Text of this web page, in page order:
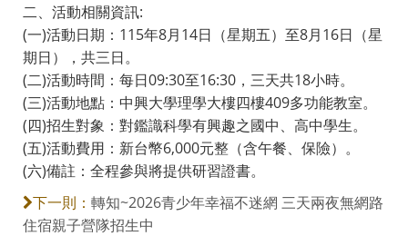
二、活動相關資訊:
(一)活動日期：115年8月14日（星期五）至8月16日（星
期日），共三日。
(二)活動時間：每日09:30至16:30，三天共18小時。
(三)活動地點：中興大學理學大樓四樓409多功能教室。
(四)招生對象：對鑑識科學有興趣之國中、高中學生。
(五)活動費用：新台幣6,000元整（含午餐、保險）。
(六)備註：全程參與將提供研習證書。
下一則： 轉知~2026青少年幸福不迷網 三天兩夜無網路
住宿親子營隊招生中